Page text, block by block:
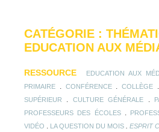
CATÉGORIE :
EDUCATION AUX
RESSOURCE EDUCATION AUX
PRIMAIRE CONFÉRENCE. COLLÈGE
SUPÉRIEUR
CULTURE GÉNÉRALE
PROFESSEURS DES ÉCOLES.
VIDÉO LA QUESTION DU MOIS ESPRIT